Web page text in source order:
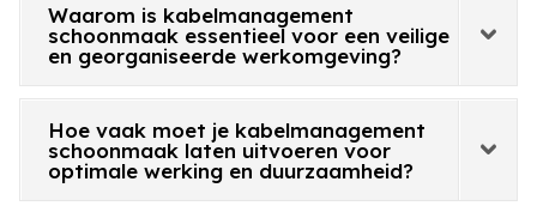
Waarom is kabelmanagement
schoonmaak essentieel voor een veilige
en georganiseerde werkomgeving?
Hoe vaak moet je kabelmanagement
schoonmaak laten uitvoeren voor
optimale werking en duurzaamheid?